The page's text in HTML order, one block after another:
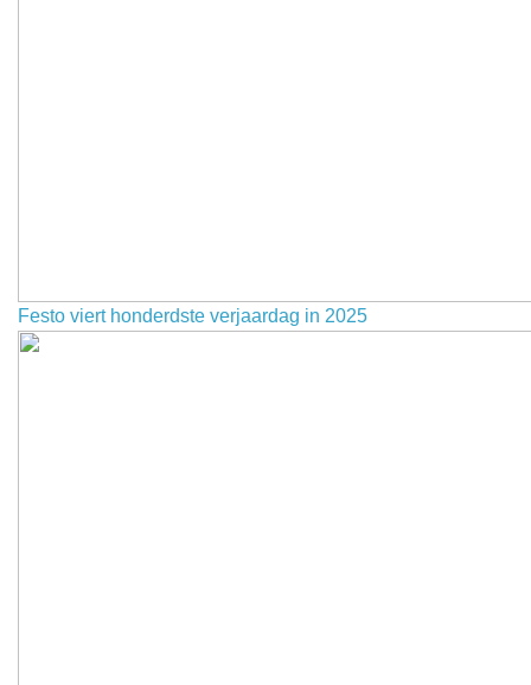
Festo viert honderdste verjaardag in 2025